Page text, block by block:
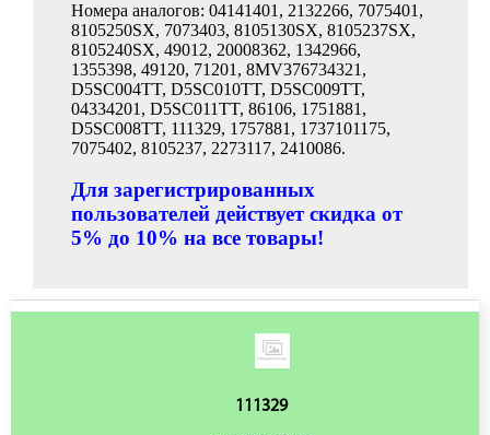
Номера аналогов: 04141401, 2132266, 7075401,
8105250SX, 7073403, 8105130SX, 8105237SX,
8105240SX, 49012, 20008362, 1342966,
1355398, 49120, 71201, 8MV376734321,
D5SC004TT, D5SC010TT, D5SC009TT,
04334201, D5SC011TT, 86106, 1751881,
D5SC008TT, 111329, 1757881, 1737101175,
7075402, 8105237, 2273117, 2410086.
Для зарегистрированных
пользователей действует скидка от
5% до 10% на все товары!
111329